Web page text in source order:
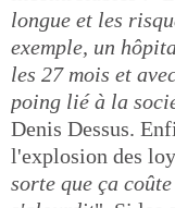
longue et les
exemple, un
les 27 mois et
poing lié à la
Denis Dessus.
l'explosion des
sorte que ça